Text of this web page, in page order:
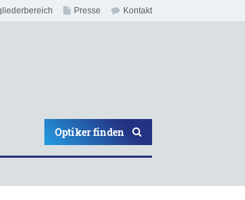
Kontakt
Presse
Optiker finden